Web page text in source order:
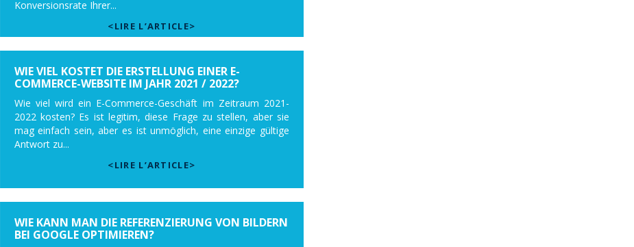
Konversionsrate Ihrer...
<LIRE L’ARTICLE>
WIE VIEL KOSTET DIE ERSTELLUNG EINER E-
COMMERCE-WEBSITE IM JAHR 2021 / 2022?
Wie viel wird ein E-Commerce-Geschäft im Zeitraum 2021-
2022 kosten? Es ist legitim, diese Frage zu stellen, aber sie
mag einfach sein, aber es ist unmöglich, eine einzige gültige
Antwort zu...
<LIRE L’ARTICLE>
WIE KANN MAN DIE REFERENZIERUNG VON BILDERN
BEI GOOGLE OPTIMIEREN?